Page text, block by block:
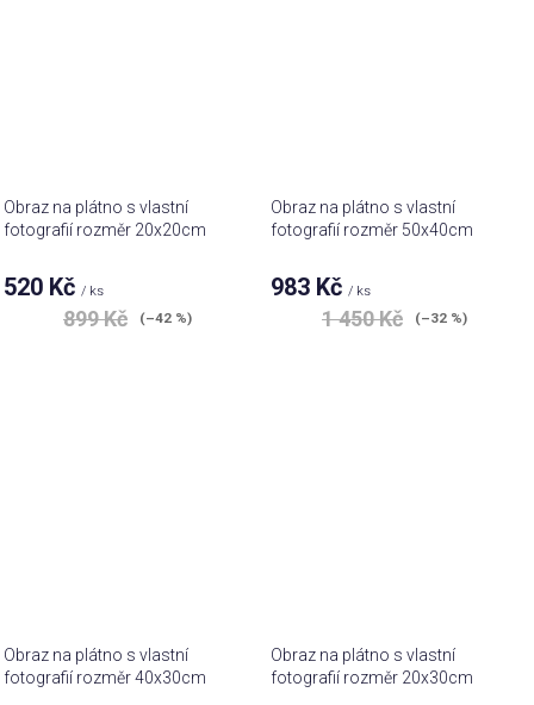
Obraz na plátno s vlastní
fotografií rozměr 20x20cm
520 Kč/ ks
899 Kč (–42 %)
Obraz na plátno s vlastní
fotografií rozměr 50x40cm
983 Kč/ ks
1 450 Kč (–32 %)
Obraz na plátno s vlastní
fotografií rozměr 40x30cm
Obraz na plátno s vlastní
fotografií rozměr 20x30cm